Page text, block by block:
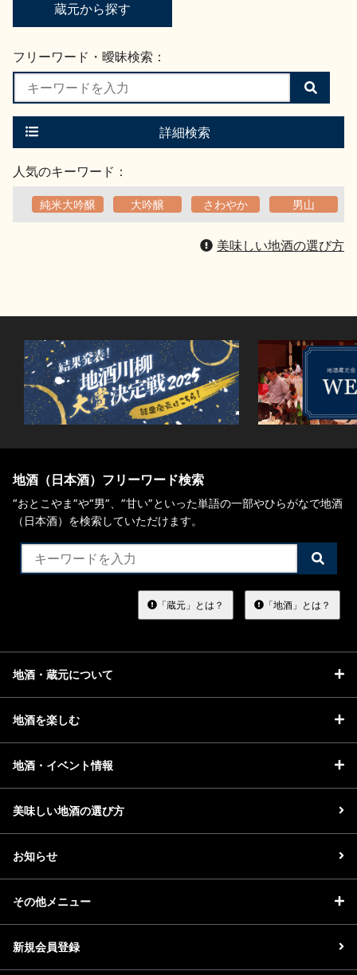
蔵元から探す
フリーワード・曖昧検索：
検
索
す
詳細検索
人気のキーワード：
純米大吟醸 大吟醸 さわやか 男山
美味しい地酒の選び方
地酒（日本酒）フリーワード検索
“おとこやま”や“男”、”甘い”といった単語の一部やひらがなで地酒
（日本酒）を検索していただけます。
検
索
る
「蔵元」とは？ 「地酒」とは？
地酒・蔵元について
地酒を楽しむ
地酒・イベント情報
美味しい地酒の選び方
お知らせ
その他メニュー
新規会員登録